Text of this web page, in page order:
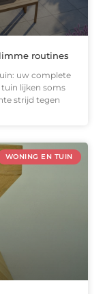
routines
uw complete
lijken soms
strijd tegen
WONING EN TUIN